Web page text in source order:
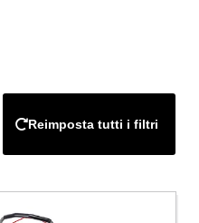
Reimposta tutti i filtri